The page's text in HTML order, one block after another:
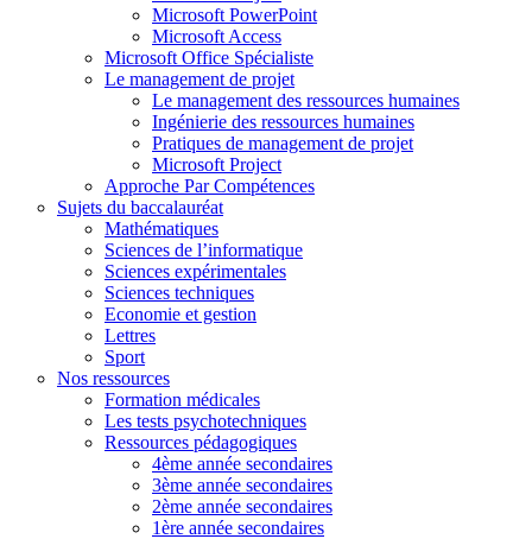
Microsoft PowerPoint
Microsoft Access
Microsoft Office Spécialiste
Le management de projet
Le management des ressources humaines
Ingénierie des ressources humaines
Pratiques de management de projet
Microsoft Project
Approche Par Compétences
Sujets du baccalauréat
Mathématiques
Sciences de l’informatique
Sciences expérimentales
Sciences techniques
Economie et gestion
Lettres
Sport
Nos ressources
Formation médicales
Les tests psychotechniques
Ressources pédagogiques
4ème année secondaires
3ème année secondaires
2ème année secondaires
1ère année secondaires